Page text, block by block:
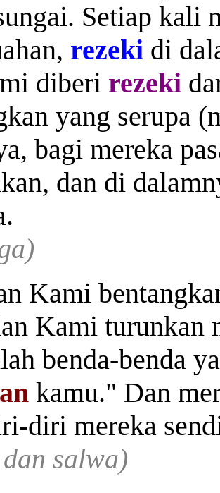
Setiap kali
rezeki di
diberi rezeki
yang serupa
bagi mereka
dan di
Kami
Kami turunkan
benda-benda
kamu." Dan
diri mereka
salwa)